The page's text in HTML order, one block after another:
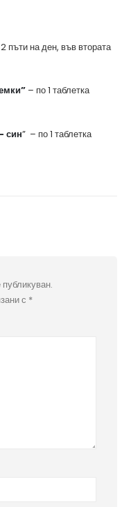
пъти на ден, във втората
– по 1 таблетка
син” – по 1 таблетка
с *